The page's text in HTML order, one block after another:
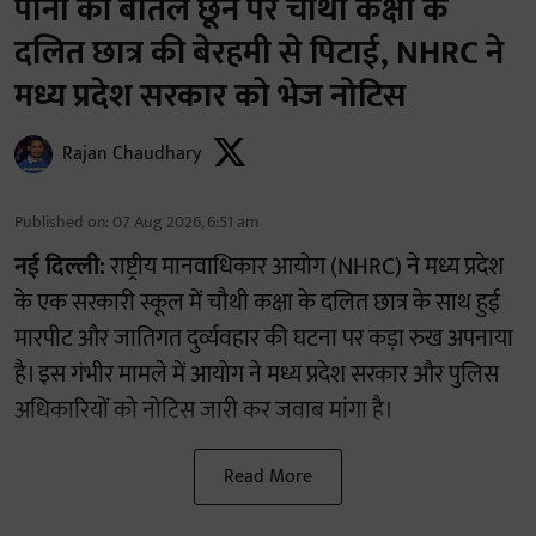
दलित छात्र की बेरहमी से पिटाई, NHRC ने
मध्य प्रदेश सरकार को भेज नोटिस
Rajan Chaudhary
Published on: 07 Aug 2026, 6:51 am
नई दिल्ली:राष्ट्रीय मानवाधिकार आयोग (NHRC) ने मध्य प्रदेश
के एक सरकारी स्कूल में चौथी कक्षा के दलित छात्र के साथ हुई
मारपीट और जातिगत दुर्व्यवहार की घटना पर कड़ा रुख अपनाया
है। इस गंभीर मामले में आयोग ने मध्य प्रदेश सरकार और पुलिस
अधिकारियों को नोटिस जारी कर जवाब मांगा है।
Read More